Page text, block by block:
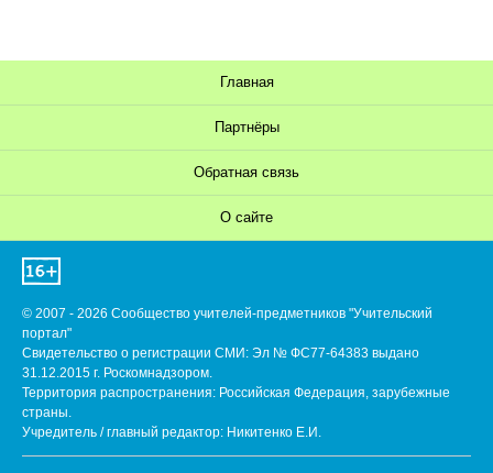
Главная
Партнёры
Обратная связь
О сайте
© 2007 - 2026 Сообщество учителей-предметников "Учительский
портал"
Свидетельство о регистрации СМИ: Эл № ФС77-64383 выдано
31.12.2015 г. Роскомнадзором.
Территория распространения: Российская Федерация, зарубежные
страны.
Учредитель / главный редактор: Никитенко Е.И.